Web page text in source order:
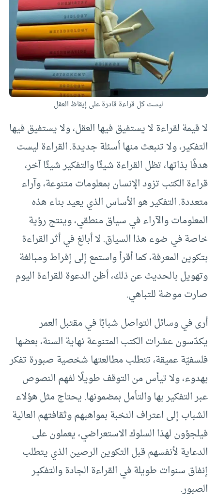
ليست كل قراءة قادرة على إيقاظ العقل
لا قيمة لقراءة لا يستفيق فيها العقل، ولا يستفيق فيها
التفكير، ولا تنبعث منها أسئلة جديدة. القراءة ليست
هدفًا بذاتها، تظل القراءة شيئًا والتفكير شيئًا آخر،
قراءة الكتب تزود الإنسان بمعلومات متنوعة، وآراء
متعددة. التفكير هو الأساس الذي يعيد بناء هذه
المعلومات والآراء في سياق منطقي، وينتج رؤية
خاصة في ضوء هذا السياق. لا أبالغ في أثر القراءة
بتكوين المعرفة، كما أقرأ واستمع إلى إفراط ومبالغة
وتهويل بالحديث عن ذلك، أظن الدعوة للقراءة اليوم
صارت موضة للتباهي.
أرى في وسائل التواصل شبابًا في مقتبل العمر
يكدّسون عشرات الكتب المتنوعة نهاية السنة، بعضها
فلسفيّة عميقة، تتطلب مطالعتها شخصية صبورة تفكر
بهدوء، ولا تيأس من التوقف طويلًا لفهم النصوص
عبر التفكير بها والتأمل بمضمونها. يحتاج مثل هؤلاء
الشباب إلى اعتراف النخبة بمواهبهم وثقافتهم العالية
فيلجؤون لهذا السلوك الاستعراضي، يعملون على
الدعاية لأنفسهم قبل التكوين الرصين الذي يتطلب
إنفاق سنوات طويلة في القراءة الجادة والتفكير
الصبور.